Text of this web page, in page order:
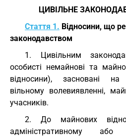
ЦИВІЛЬНЕ
Стаття 1. Відносини, що
законодавством
1. Цивільним
особисті немайнові та
відносини), засновані на
вільному волевиявленні,
учасників.
2. До майнових
адміністративному